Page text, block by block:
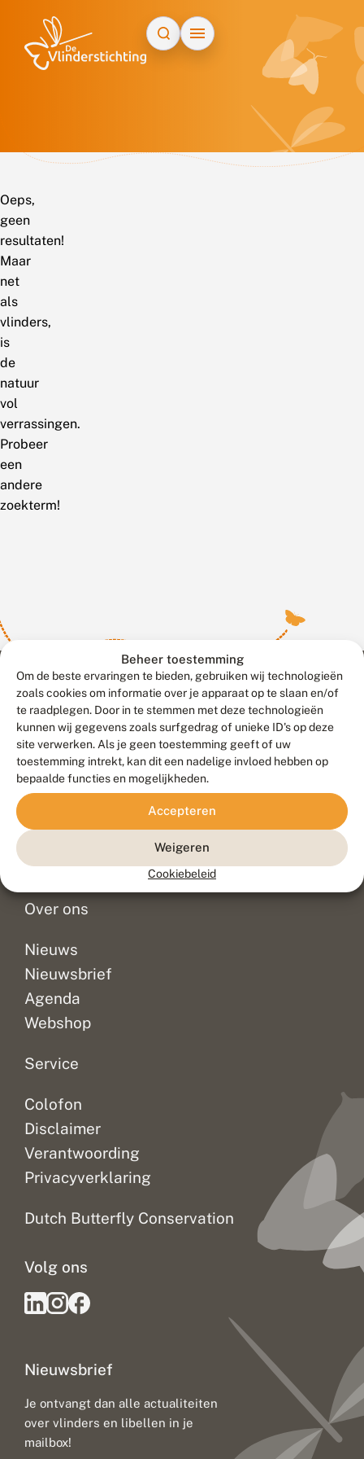
Beheer toestemming
Om de beste ervaringen te bieden, gebruiken wij technologieën
zoals cookies om informatie over je apparaat op te slaan en/of
te raadplegen. Door in te stemmen met deze technologieën
kunnen wij gegevens zoals surfgedrag of unieke ID's op deze
site verwerken. Als je geen toestemming geeft of uw
toestemming intrekt, kan dit een nadelige invloed hebben op
bepaalde functies en mogelijkheden.
Accepteren
Weigeren
Cookiebeleid
Oeps,
geen
resultaten!
Maar
net
als
vlinders,
is
de
natuur
vol
verrassingen.
Probeer
een
andere
zoekterm!
Contact
Veelgestelde vragen
Doneer
Over ons
Nieuws
Nieuwsbrief
Agenda
Webshop
Service
Colofon
Disclaimer
Verantwoording
Privacyverklaring
Dutch Butterfly Conservation
Nieuwsbrief
Je ontvangt dan alle actualiteiten
over vlinders en libellen in je
mailbox!
Volg ons
Meld waarnemingen© 2026 Vlinderstichting
Duurzaam ontwikkeld door
Go2People
, ontworpen door
Blue Field Agency
Privacy
Disclaimer
Sitemap